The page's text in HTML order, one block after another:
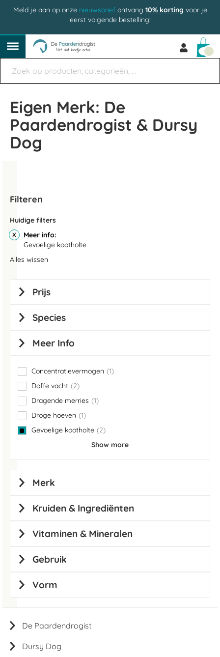
Meld je aan op onze nieuwsbriefontvang 10% korting voor je
eerst volgende bestelling!
Eigen Merk: De
Paardendrogist & Dursy
Dog
De Paardendrogist
Dursy Dog
Filteren
Huidige filters
Meer info
Gevoelige kootholte
Alles wissen
Prijs
Species
Meer Info
Concentratievermogen 1
item
Doffe vacht
2
items
Dragende merries
1
item
Droge hoeven
1
item
Gevoelige kootholte
2
items
Show more
Merk
Kruiden & Ingrediënten
Vitaminen & Mineralen
Gebruik
Vorm